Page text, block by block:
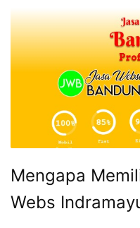
Mengapa
Webs